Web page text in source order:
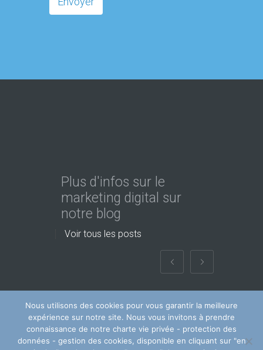
Plus d'infos sur le
marketing digital sur
notre blog
Voir tous les posts
Nous utilisons des cookies pour vous garantir la meilleure
expérience sur notre site. Nous vous invitons à prendre
connaissance de notre charte vie privée - protection des
données - gestion des cookies, disponible en cliquant sur "en